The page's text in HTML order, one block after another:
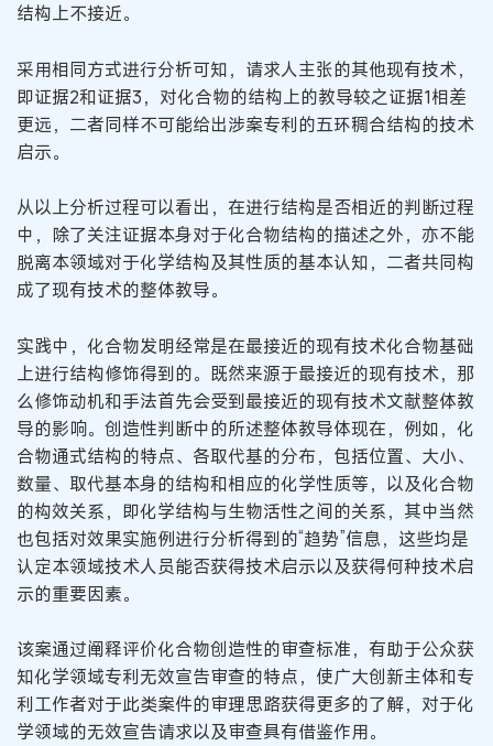
结构上不接近。
采用相同方式进行分析可知，请求人主张的其他现有技术，
即证据2和证据3，对化合物的结构上的教导较之证据1相差
更远，二者同样不可能给出涉案专利的五环稠合结构的技术
启示。
从以上分析过程可以看出，在进行结构是否相近的判断过程
中，除了关注证据本身对于化合物结构的描述之外，亦不能
脱离本领域对于化学结构及其性质的基本认知，二者共同构
成了现有技术的整体教导。
实践中，化合物发明经常是在最接近的现有技术化合物基础
上进行结构修饰得到的。既然来源于最接近的现有技术，那
么修饰动机和手法首先会受到最接近的现有技术文献整体教
导的影响。创造性判断中的所述整体教导体现在，例如，化
合物通式结构的特点、各取代基的分布，包括位置、大小、
数量、取代基本身的结构和相应的化学性质等，以及化合物
的构效关系，即化学结构与生物活性之间的关系，其中当然
也包括对效果实施例进行分析得到的“趋势”信息，这些均是
认定本领域技术人员能否获得技术启示以及获得何种技术启
示的重要因素。
该案通过阐释评价化合物创造性的审查标准，有助于公众获
知化学领域专利无效宣告审查的特点，使广大创新主体和专
利工作者对于此类案件的审理思路获得更多的了解，对于化
学领域的无效宣告请求以及审查具有借鉴作用。